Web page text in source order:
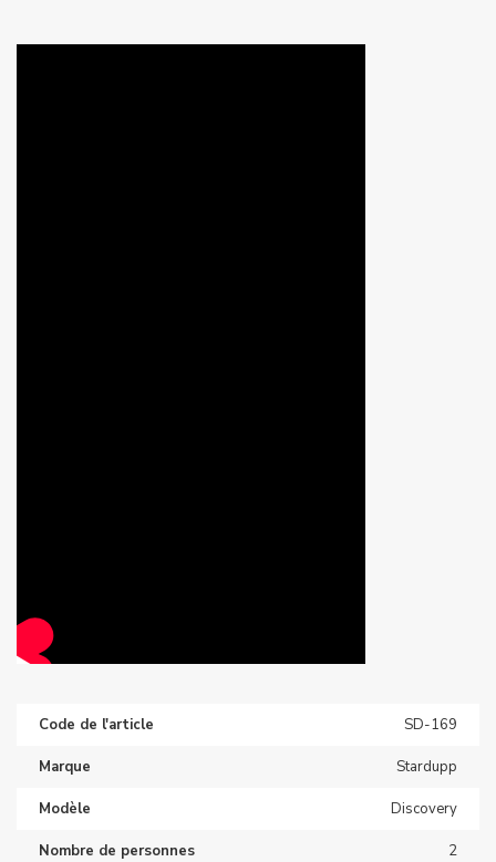
Code de l'article SD-169
Marque Stardupp
Modèle Discovery
Nombre de personnes 2